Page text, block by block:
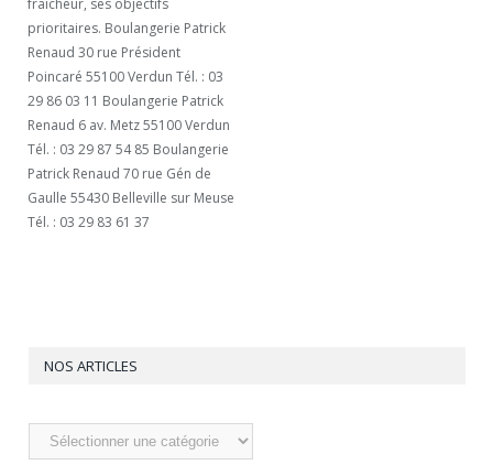
fraîcheur, ses objectifs
prioritaires. Boulangerie Patrick
Renaud 30 rue Président
Poincaré 55100 Verdun Tél. : 03
29 86 03 11 Boulangerie Patrick
Renaud 6 av. Metz 55100 Verdun
Tél. : 03 29 87 54 85 Boulangerie
Patrick Renaud 70 rue Gén de
Gaulle 55430 Belleville sur Meuse
Tél. : 03 29 83 61 37
NOS ARTICLES
Nos
articles